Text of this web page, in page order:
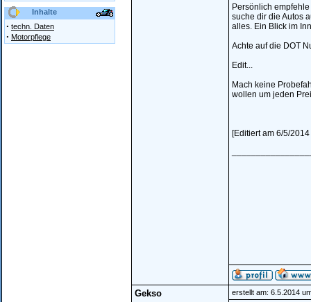
Inhalte
· techn. Daten
· Motorpflege
Persönlich
suche dir die Autos
alles. Ein Blick im
Achte auf die DOT
Edit...
Mach keine
wollen um jeden
[Editiert am 6/5/
Gekso erstellt am: 6.5.2014